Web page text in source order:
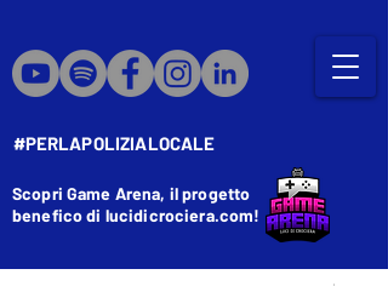
#PERLAPOLIZIALOCALE
Scopri Game Arena, il progetto
benefico di lucidicrociera.com!